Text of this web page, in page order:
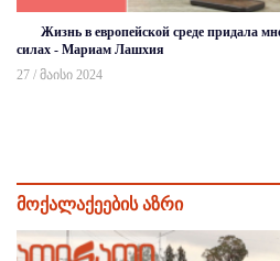
Жизнь в европейской среде придала
силах - Мариам Лашхия
27 / მაისი 2024
მოქალაქეების აზრი